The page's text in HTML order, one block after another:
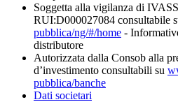
Soggetta alla vigilanza di
RUI:D000027084 consultabile
pubblica/ng/#/home -
distributore
Autorizzata dalla Consob alla
d’investimento consultabili su
pubblica/banche
Dati societari